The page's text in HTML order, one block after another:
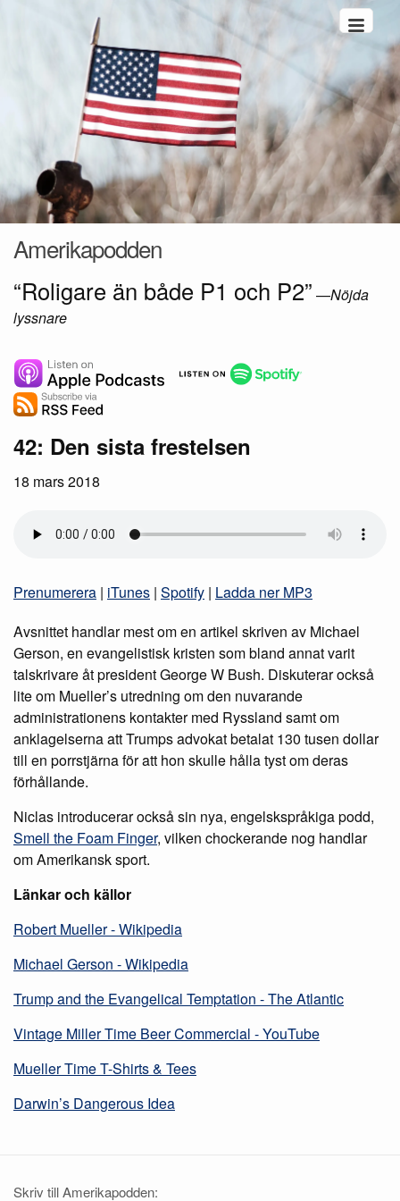
Amerikapodden
“Roligare än både P1 och P2” —Nöjda
lyssnare
42: Den sista frestelsen
18 mars 2018
Prenumerera | iTunes | Spotify | Ladda ner MP3
Avsnittet handlar mest om en artikel skriven av Michael
Gerson, en evangelistisk kristen som bland annat varit
talskrivare åt president George W Bush. Diskuterar också
lite om Mueller’s utredning om den nuvarande
administrationens kontakter med Ryssland samt om
anklagelserna att Trumps advokat betalat 130 tusen dollar
till en porrstjärna för att hon skulle hålla tyst om deras
förhållande.
Niclas introducerar också sin nya, engelskspråkiga podd,
Smell the Foam Finger, vilken chockerande nog handlar
om Amerikansk sport.
Länkar och källor
Robert Mueller - Wikipedia
Michael Gerson - Wikipedia
Trump and the Evangelical Temptation - The Atlantic
Vintage Miller Time Beer Commercial - YouTube
Mueller Time T-Shirts & Tees
Darwin’s Dangerous Idea
Skriv till Amerikapodden: